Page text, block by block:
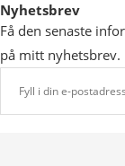
Nyhetsbrev
Få den senaste
på mitt nyhetsbrev.